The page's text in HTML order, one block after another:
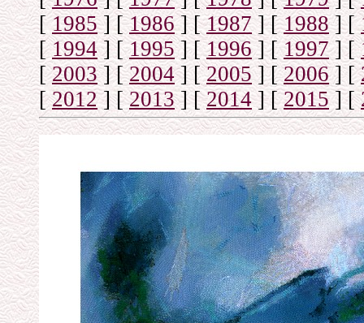
[1985] [1986] [1987] [1988] [
[1994] [1995] [1996] [1997] [
[2003] [2004] [2005] [2006] [
[2012] [2013] [2014] [2015] [